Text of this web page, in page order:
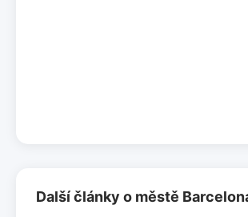
Další články o městě